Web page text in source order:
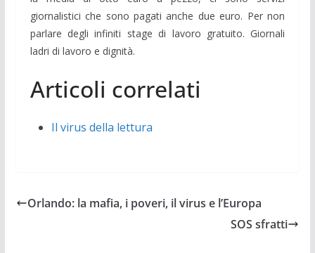
giornalistici che sono pagati anche due euro. Per non
parlare degli infiniti stage di lavoro gratuito. Giornali
ladri di lavoro e dignità.
Articoli correlati
Il virus della lettura
Orlando: la mafia, i poveri, il virus e l’Europa
SOS sfratti